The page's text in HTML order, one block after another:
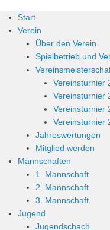
Start
Verein
Über den Verein
Spielbetrieb und
Vereinsturnier
Vereinsturnier
Vereinsturnier
Vereinsturnier
Jahreswertungen
Mitglied werden
Mannschaften
1. Mannschaft
2. Mannschaft
3. Mannschaft
Jugend
Jugendschach